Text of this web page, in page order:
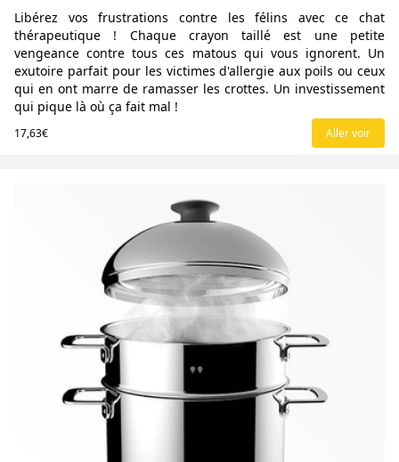
Libérez vos frustrations contre les félins avec ce chat
thérapeutique ! Chaque crayon taillé est une petite
vengeance contre tous ces matous qui vous ignorent. Un
exutoire parfait pour les victimes d'allergie aux poils ou ceux
qui en ont marre de ramasser les crottes. Un investissement
qui pique là où ça fait mal !
17,63€ Aller voir